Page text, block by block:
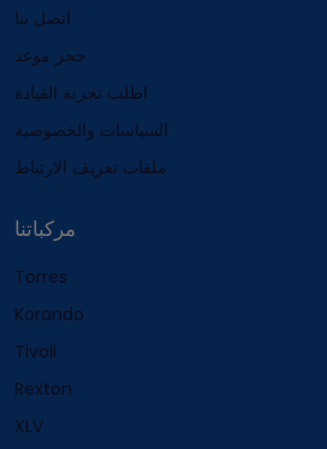
اتصل بنا
حجز موعد
اطلب تجربة القيادة
السياسات والخصوصية
ملفات تعريف الارتباط
مركباتنا
Torres
Korando
Tivoli
Rexton
XLV